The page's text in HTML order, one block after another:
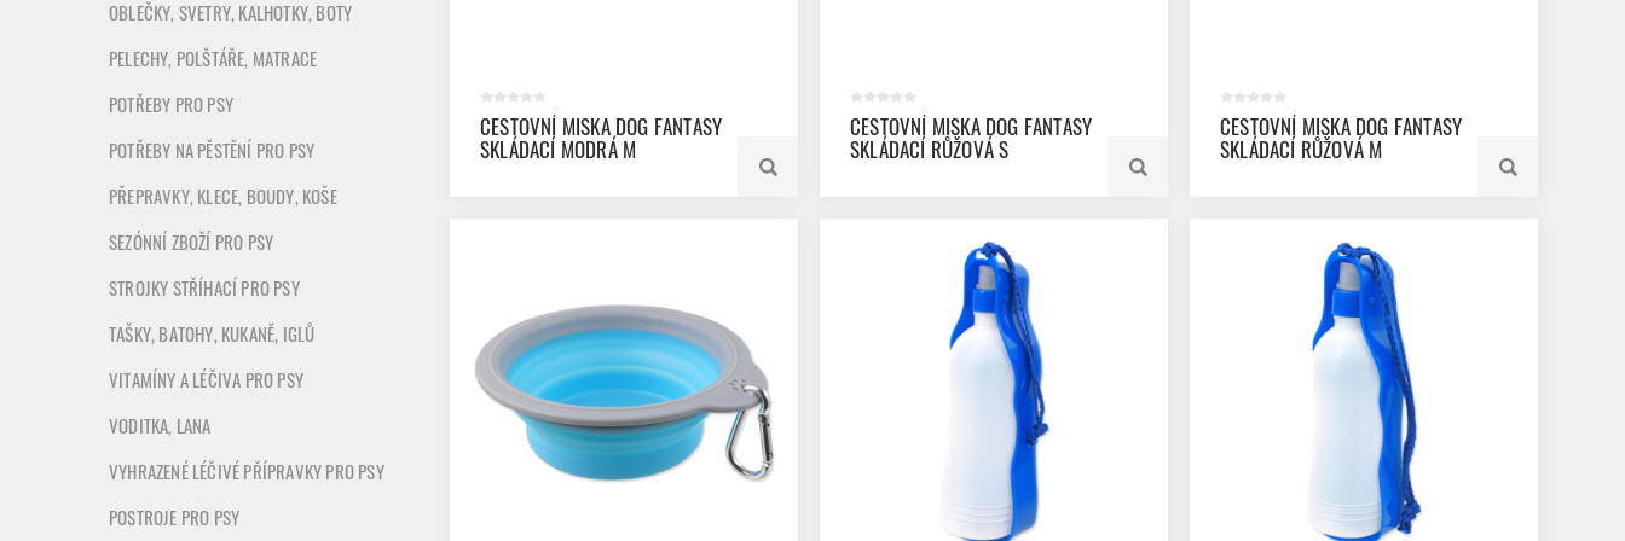
CESTOVNÍ MISKA DOG FANTASY
SKLÁDACÍ MODRÁ M
CESTOVNÍ MISKA DOG FANTASY
SKLÁDACÍ RŮŽOVÁ S
CESTOVNÍ MISKA DOG FANTASY
SKLÁDACÍ RŮŽOVÁ M
OBLEČKY, SVETRY, KALHOTKY, BOTY
PELECHY, POLŠTÁŘE, MATRACE
POTŘEBY PRO PSY
POTŘEBY NA PĚSTĚNÍ PRO PSY
PŘEPRAVKY, KLECE, BOUDY, KOŠE
SEZÓNNÍ ZBOŽÍ PRO PSY
STROJKY STŘÍHACÍ PRO PSY
TAŠKY, BATOHY, KUKANĚ, IGLŮ
VITAMÍNY A LÉČIVA PRO PSY
VODITKA, LANA
VYHRAZENÉ LÉČIVÉ PŘÍPRAVKY PRO PSY
POSTROJE PRO PSY